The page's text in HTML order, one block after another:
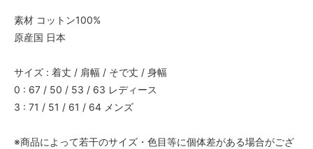
素材 コットン100%
原産国 日本
サイズ : 着丈 / 肩幅 / そで丈 / 身幅
0 : 67 / 50 / 53 / 63 レディース
3 : 71 / 51 / 61 / 64 メンズ
※商品によって若干のサイズ・色目等に個体差がある場合がござ